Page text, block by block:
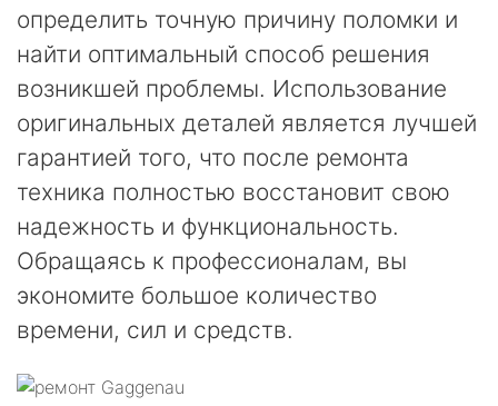
определить точную причину поломки и
найти оптимальный способ решения
возникшей проблемы. Использование
оригинальных деталей является лучшей
гарантией того, что после ремонта
техника полностью восстановит свою
надежность и функциональность.
Обращаясь к профессионалам, вы
экономите большое количество
времени, сил и средств.